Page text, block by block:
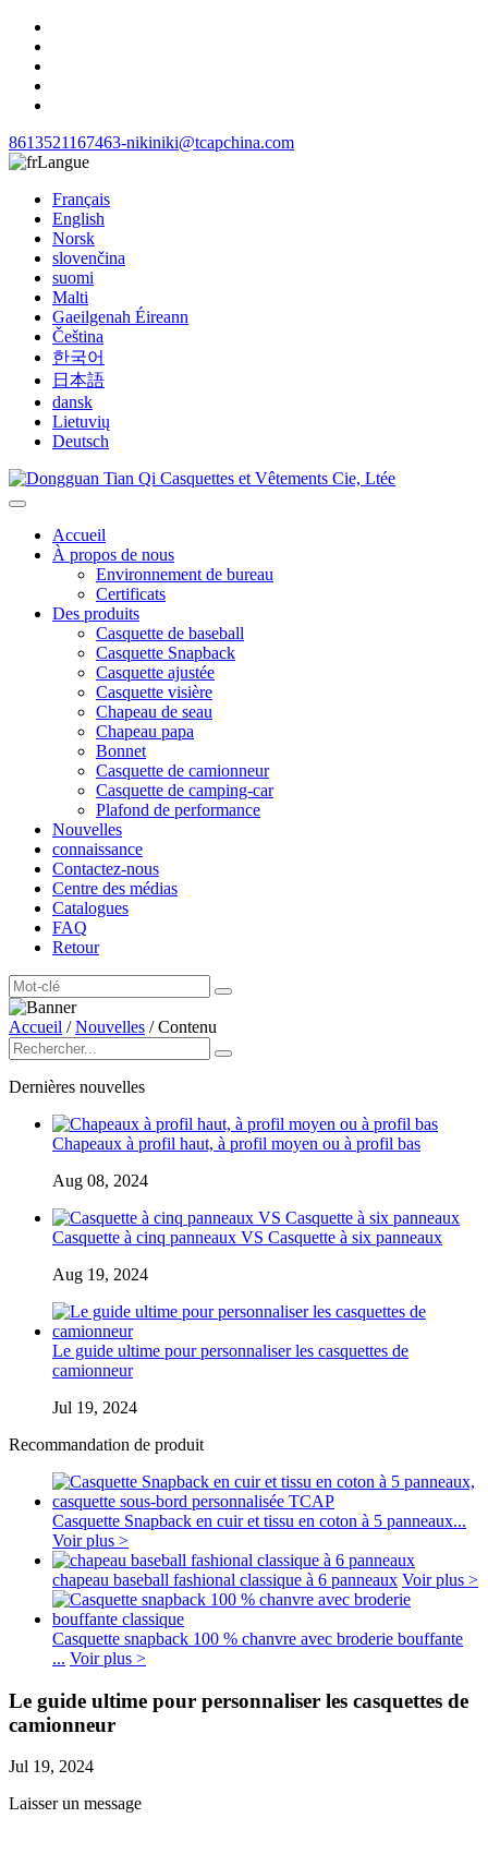
8613521167463-nikiniki@tcapchina.com
Langue
Français
English
Norsk
slovenčina
suomi
Malti
Gaeilgenah Éireann
Čeština
한국어
日本語
dansk
Lietuvių
Deutsch
Accueil
À propos de nous
Environnement de bureau
Certificats
Des produits
Casquette de baseball
Casquette Snapback
Casquette ajustée
Casquette visière
Chapeau de seau
Chapeau papa
Bonnet
Casquette de camionneur
Casquette de camping-car
Plafond de performance
Nouvelles
connaissance
Contactez-nous
Centre des médias
Catalogues
FAQ
Retour
Accueil /Nouvelles /Contenu
Dernières nouvelles
Chapeaux à profil haut, à profil moyen ou à profil bas
Aug 08, 2024
Casquette à cinq panneaux VS Casquette à six panneaux
Aug 19, 2024
Le guide ultime pour personnaliser les casquettes de
camionneur
Jul 19, 2024
Recommandation de produit
Casquette Snapback en cuir et tissu en coton à 5 panneaux...
Voir plus >
chapeau baseball fashional classique à 6 panneaux Voir plus >
Casquette snapback 100 % chanvre avec broderie bouffante
... Voir plus >
Le guide ultime pour personnaliser les casquettes de
camionneur
Jul 19, 2024
Laisser un message